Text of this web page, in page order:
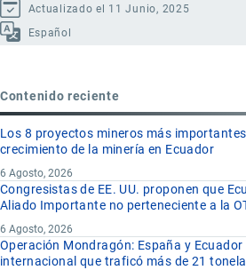
Actualizado el 11 Junio, 2025
Español
Contenido reciente
Los 8 proyectos mineros más
crecimiento de la minería en Ecuador
6 Agosto, 2026
Congresistas de EE. UU. proponen que
Aliado Importante no perteneciente a la
6 Agosto, 2026
Operación Mondragón: España y
internacional que traficó más de 21